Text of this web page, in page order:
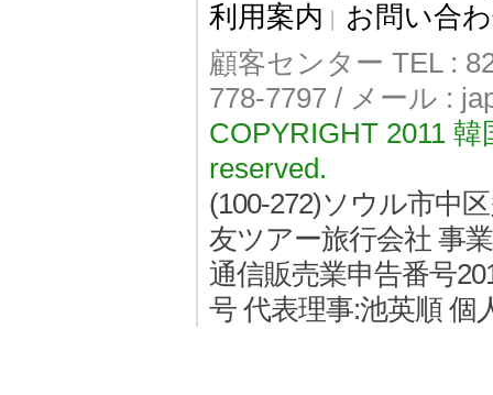
利用案内 | お問い合
顧客センター TEL :
778-7797 / メール :
COPYRIGHT 2011
reserved.
(100-272)ソウル市中
友ツアー旅行会社 事
通信販売業申告番号
号 代表理事:池英順 個